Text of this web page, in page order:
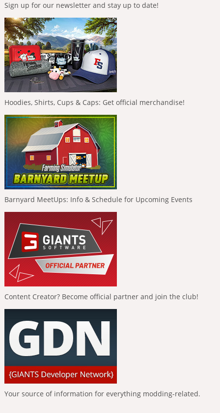
Sign up for our newsletter and stay up to date!
Hoodies, Shirts, Cups & Caps: Get official merchandise!
Barnyard MeetUps: Info & Schedule for Upcoming Events
Content Creator? Become official partner and join the club!
Your source of information for everything modding-related.